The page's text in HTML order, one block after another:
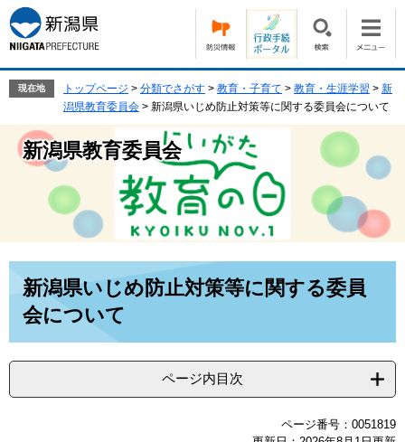
ー
ジ
の
で
す。
ニ
ュ
ー
ば
現在地 トップページ > 分類でさがす > 教育・子育て > 教育・生涯学習 > 新
潟県教育委員会 > 新潟県いじめ防止対策等に関する委員会について
新潟県教育委員会
新潟県いじめ防止対策等に関する委員
会について
ページ内目次
ページ番号：0051819